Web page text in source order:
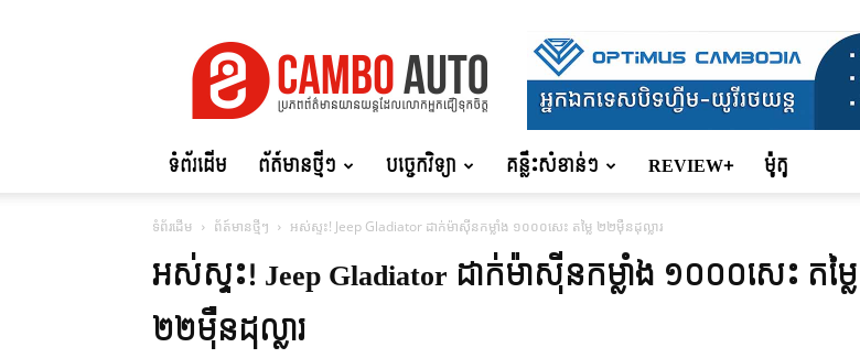
Auto
ទំព័រដើម ព័ត៍មានថ្មីៗ បច្ចេកវិទ្យា គន្លឹះសំខាន់ៗ REVIEW+ ម៉ូតូ
ទំព័រដើម ព័ត៍មានថ្មីៗ អស់ស្ទះ! Jeep Gladiator ដាក់ម៉ាស៊ីនកម្លាំង ១០០០សេះ តម្លៃ ២២ម៉ឺនដុល្លារ
អស់ស្ទះ! Jeep Gladiator ដាក់ម៉ាស៊ីនកម្លាំង ១០០០សេះ តម្លៃ
២២ម៉ឺនដុល្លារ